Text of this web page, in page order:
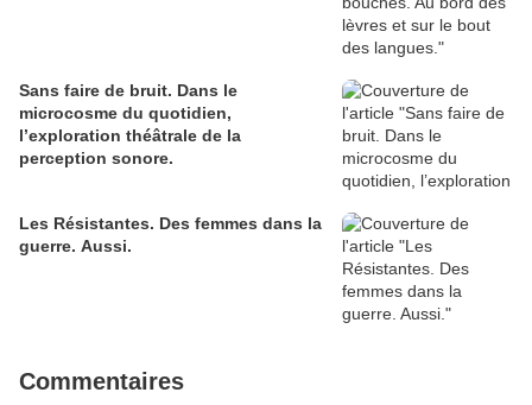
Sans faire de bruit. Dans le
microcosme du quotidien,
l’exploration théâtrale de la
perception sonore.
Les Résistantes. Des femmes dans la
guerre. Aussi.
Commentaires